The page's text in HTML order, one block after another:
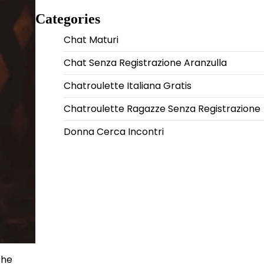
Categories
Chat Maturi
Chat Senza Registrazione Aranzulla
Chatroulette Italiana Gratis
Chatroulette Ragazze Senza Registrazione
Donna Cerca Incontri